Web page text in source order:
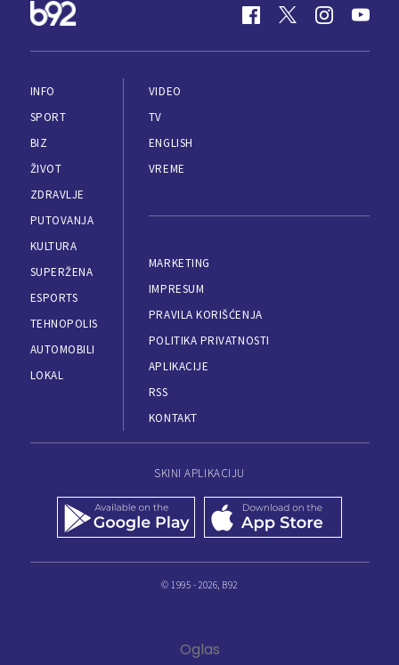
INFO
SPORT
BIZ
ŽIVOT
ZDRAVLJE
PUTOVANJA
KULTURA
SUPERŽENA
ESPORTS
TEHNOPOLIS
AUTOMOBILI
LOKAL
VIDEO
TV
ENGLISH
VREME
MARKETING
IMPRESUM
PRAVILA KORIŠĆENJA
POLITIKA PRIVATNOSTI
APLIKACIJE
RSS
KONTAKT
SKINI APLIKACIJU
© 1995 - 2026, B92